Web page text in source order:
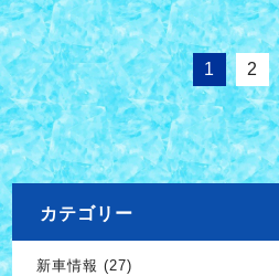
1 2
カテゴリー
新車情報 (27)